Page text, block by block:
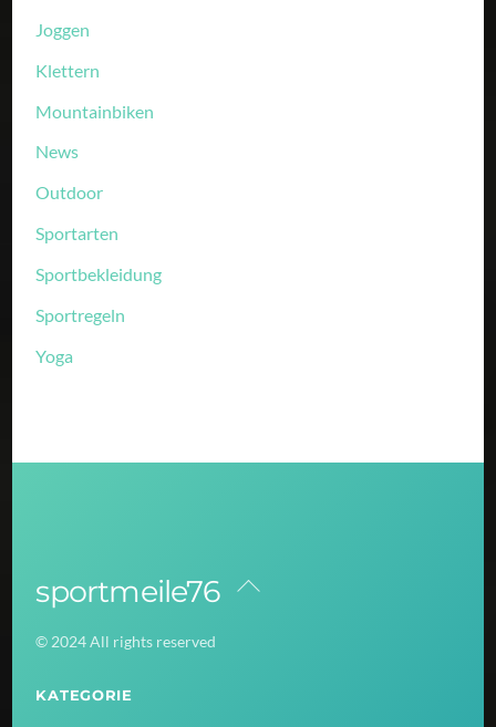
Joggen
Klettern
Mountainbiken
News
Outdoor
Sportarten
Sportbekleidung
Sportregeln
Yoga
Back
sportmeile76
© 2024 All rights reserved
KATEGORIE